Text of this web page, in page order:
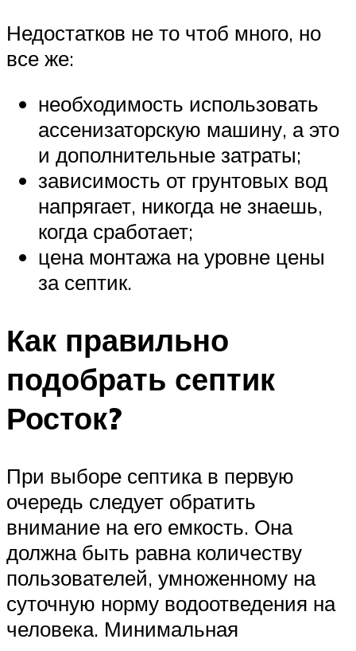
Недостатков не то чтоб много, но
все же:
необходимость использовать
ассенизаторскую машину, а это
и дополнительные затраты;
зависимость от грунтовых вод
напрягает, никогда не знаешь,
когда сработает;
цена монтажа на уровне цены
за септик.
Как правильно
подобрать септик
Росток?
При выборе септика в первую
очередь следует обратить
внимание на его емкость. Она
должна быть равна количеству
пользователей, умноженному на
суточную норму водоотведения на
человека. Минимальная